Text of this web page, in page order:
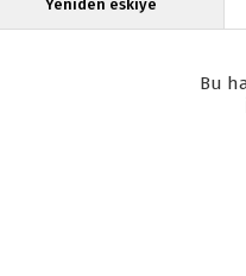
Yeniden eskiye
Bu